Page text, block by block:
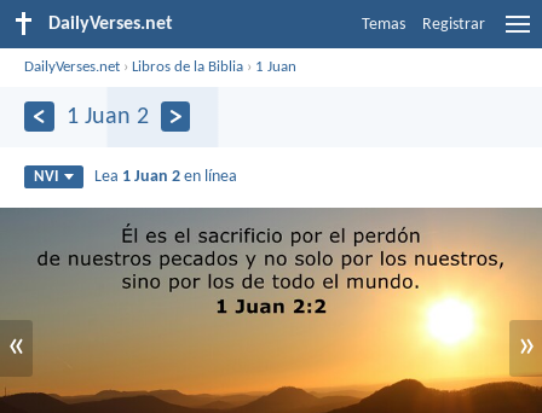
DailyVerses.net Temas Registrar
DailyVerses.net ›Libros de la Biblia › 1 Juan
1 Juan 2
NVI Lea 1 Juan 2 en línea
« »